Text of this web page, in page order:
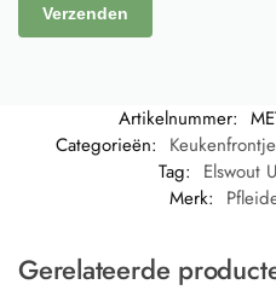
Artikelnummer:
Categorieën:
Tag: Elswout
Merk:
Gerelateerde